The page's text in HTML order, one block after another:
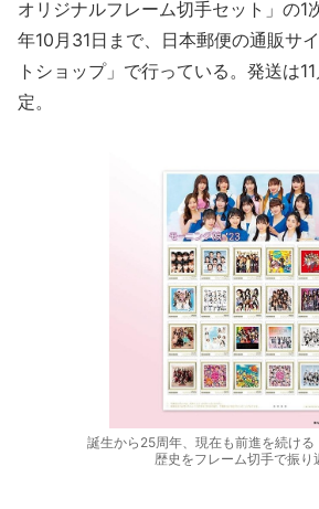
オリジナルフレーム切手セット」の1
年10月31日まで、日本郵便の通販サ
トショップ」で行っている。発送は
定。
誕生から25周年、現在も前進を続ける
歴史をフレーム切手で振り